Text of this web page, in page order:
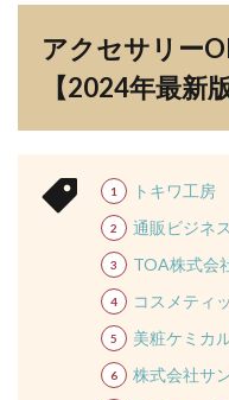
アクセサリー
【2024年最新版
トキワ工房
通販ビジネ
TOA株式会
コスメティ
美粧ケミカ
株式会社サ